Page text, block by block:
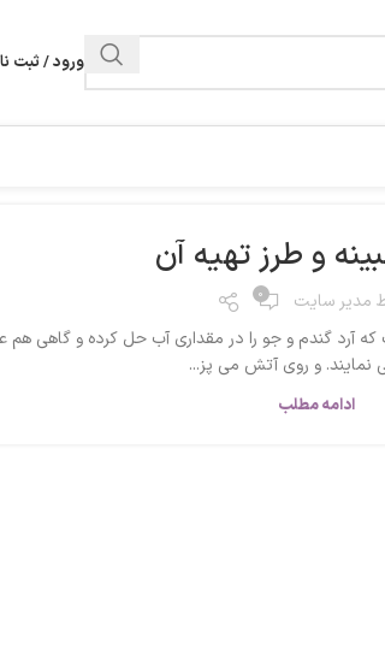
ورود / ثبت
و طرز تهیه آن
مدیر سایت 0
آرد گندم و جو را در مقداری آب حل کرده و گاهی هم
نمایند. و روی آتش می پز...
ادامه مطلب